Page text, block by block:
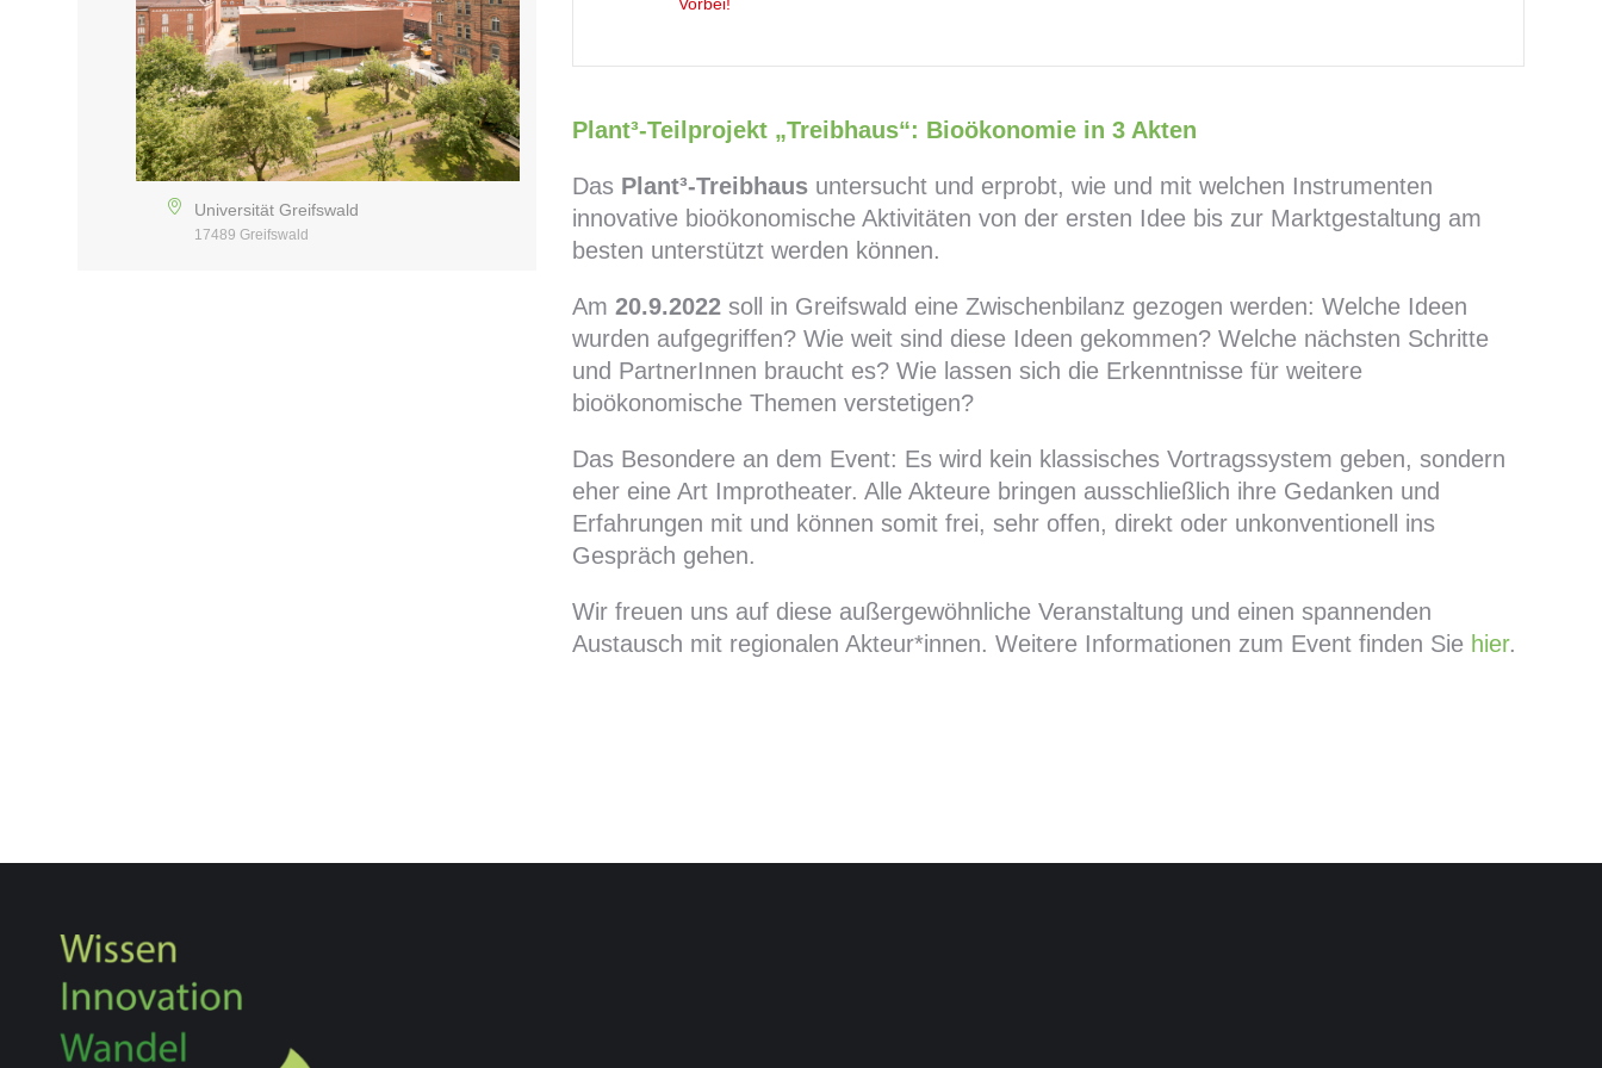
Universität Greifswald
17489 Greifswald
Plant³-Teilprojekt „Treibhaus“: Bioökonomie in 3 Akten
Das Plant³-Treibhausuntersucht und erprobt, wie und mit welchen Instrumenten
innovative bioökonomische Aktivitäten von der ersten Idee bis zur Marktgestaltung am
besten unterstützt werden können.
Am 20.9.2022soll in Greifswald eine Zwischenbilanz gezogen werden: Welche Ideen
wurden aufgegriffen? Wie weit sind diese Ideen gekommen? Welche nächsten Schritte
und PartnerInnen braucht es? Wie lassen sich die Erkenntnisse für weitere
bioökonomische Themen verstetigen?
Das Besondere an dem Event: Es wird kein klassisches Vortragssystem geben, sondern
eher eine Art Improtheater. Alle Akteure bringen ausschließlich ihre Gedanken und
Erfahrungen mit und können somit frei, sehr offen, direkt oder unkonventionell ins
Gespräch gehen.
Wir freuen uns auf diese außergewöhnliche Veranstaltung und einen spannenden
Austausch mit regionalen Akteur*innen. Weitere Informationen zum Event finden Sie hier.